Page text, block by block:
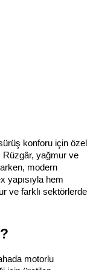
konforu için özel
Rüzgâr, yağmur ve
modern
yapısıyla hem
ve farklı sektörlerde
motorlu